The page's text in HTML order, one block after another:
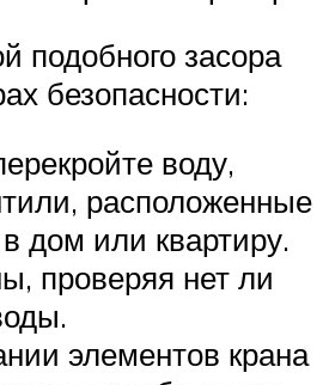
подобного засора
безопасности:
воду,
расположенные
дом или квартиру.
проверяя нет ли
элементов крана